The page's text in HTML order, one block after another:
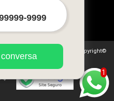
site
de direitos autorais. Copyright©
1